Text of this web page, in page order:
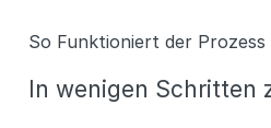
So Funktioniert der Prozess
In wenigen Schritten